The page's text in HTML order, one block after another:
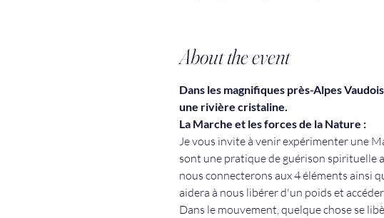
About the event
Dans les magnifiques près-Alpes
une rivière cristaline.
La Marche et les forces de la Nature :
Je vous invite à venir expérimenter une
sont une pratique de guérison spirituelle
nous connecterons aux 4 éléments ainsi
aidera à nous libérer d'un poids et
Dans le mouvement, quelque chose se